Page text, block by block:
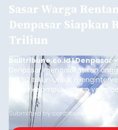
Sasar Warga
Denpasar Siapkan
Triliun
balitribune.co.id I Denpasar -
Denpasar mengalokasikan
Rp1,152 triliun untuk
warga kelompok rentan yang
garis kemiskinan. Langkah
guna menjaga masyarakat
kelompok desil 5 dan 6 tersebut
merosot ke kategori miskin.
Submitted by contributor Thu,